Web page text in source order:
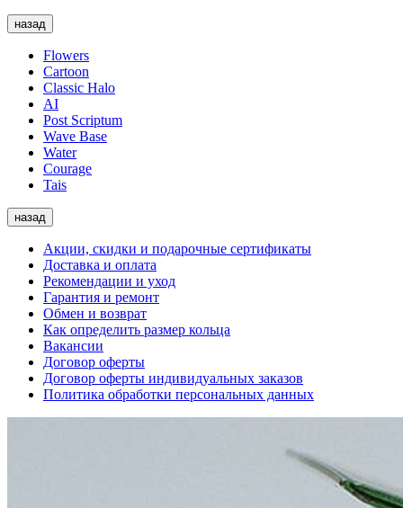
назад
Flowers
Cartoon
Classic Halo
AI
Post Scriptum
Wave Base
Water
Courage
Tais
назад
Акции, скидки и подарочные сертификаты
Доставка и оплата
Рекомендации и уход
Гарантия и ремонт
Обмен и возврат
Как определить размер кольца
Вакансии
Договор оферты
Договор оферты индивидуальных заказов
Политика обработки персональных данных